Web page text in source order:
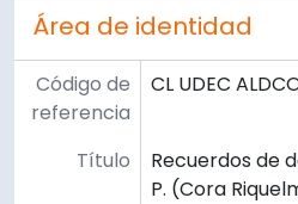
Área de identidad
Código de
referencia
CL UDEC
Título
Recuerdos de
P. (Cora